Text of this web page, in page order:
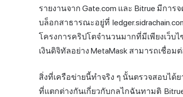
รายงานจาก Gate.com และ Bitrue มีการ
บล็อกสาธารณะอยู่ที่
โครงการคริปโตจำนวนมากที่มีเพียงเว็
เงินดิจิทัลอย่าง MetaMask สามารถเชื่อม
สิ่งที่เครือข่ายนี้ทำจริง ๆ นั้นตรวจสอบได้
ที่แตกต่างกันเกี่ยวกับกลไกฉันทามติ